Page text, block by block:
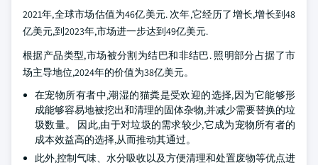
2021年,全球市场估值为46亿美元. 次年,它经历了增长,增长到48
亿美元,到2023年,市场进一步达到49亿美元.
根据产品类型,市场被分割为结巴和非结巴. 照明部分占据了市
场主导地位,2024年的价值为38亿美元。
在宠物所有者中,潮湿的猫粪是受欢迎的选择,因为它能够形
成能够容易地被挖出和清理的固体杂物,并减少需要替换的垃
圾数量。 因此,由于对垃圾的需求较少,它成为宠物所有者的
成本效益高的选择,从而推动其通过。
此外,控制气味、水分吸收以及方便清理和处置废物等优点进